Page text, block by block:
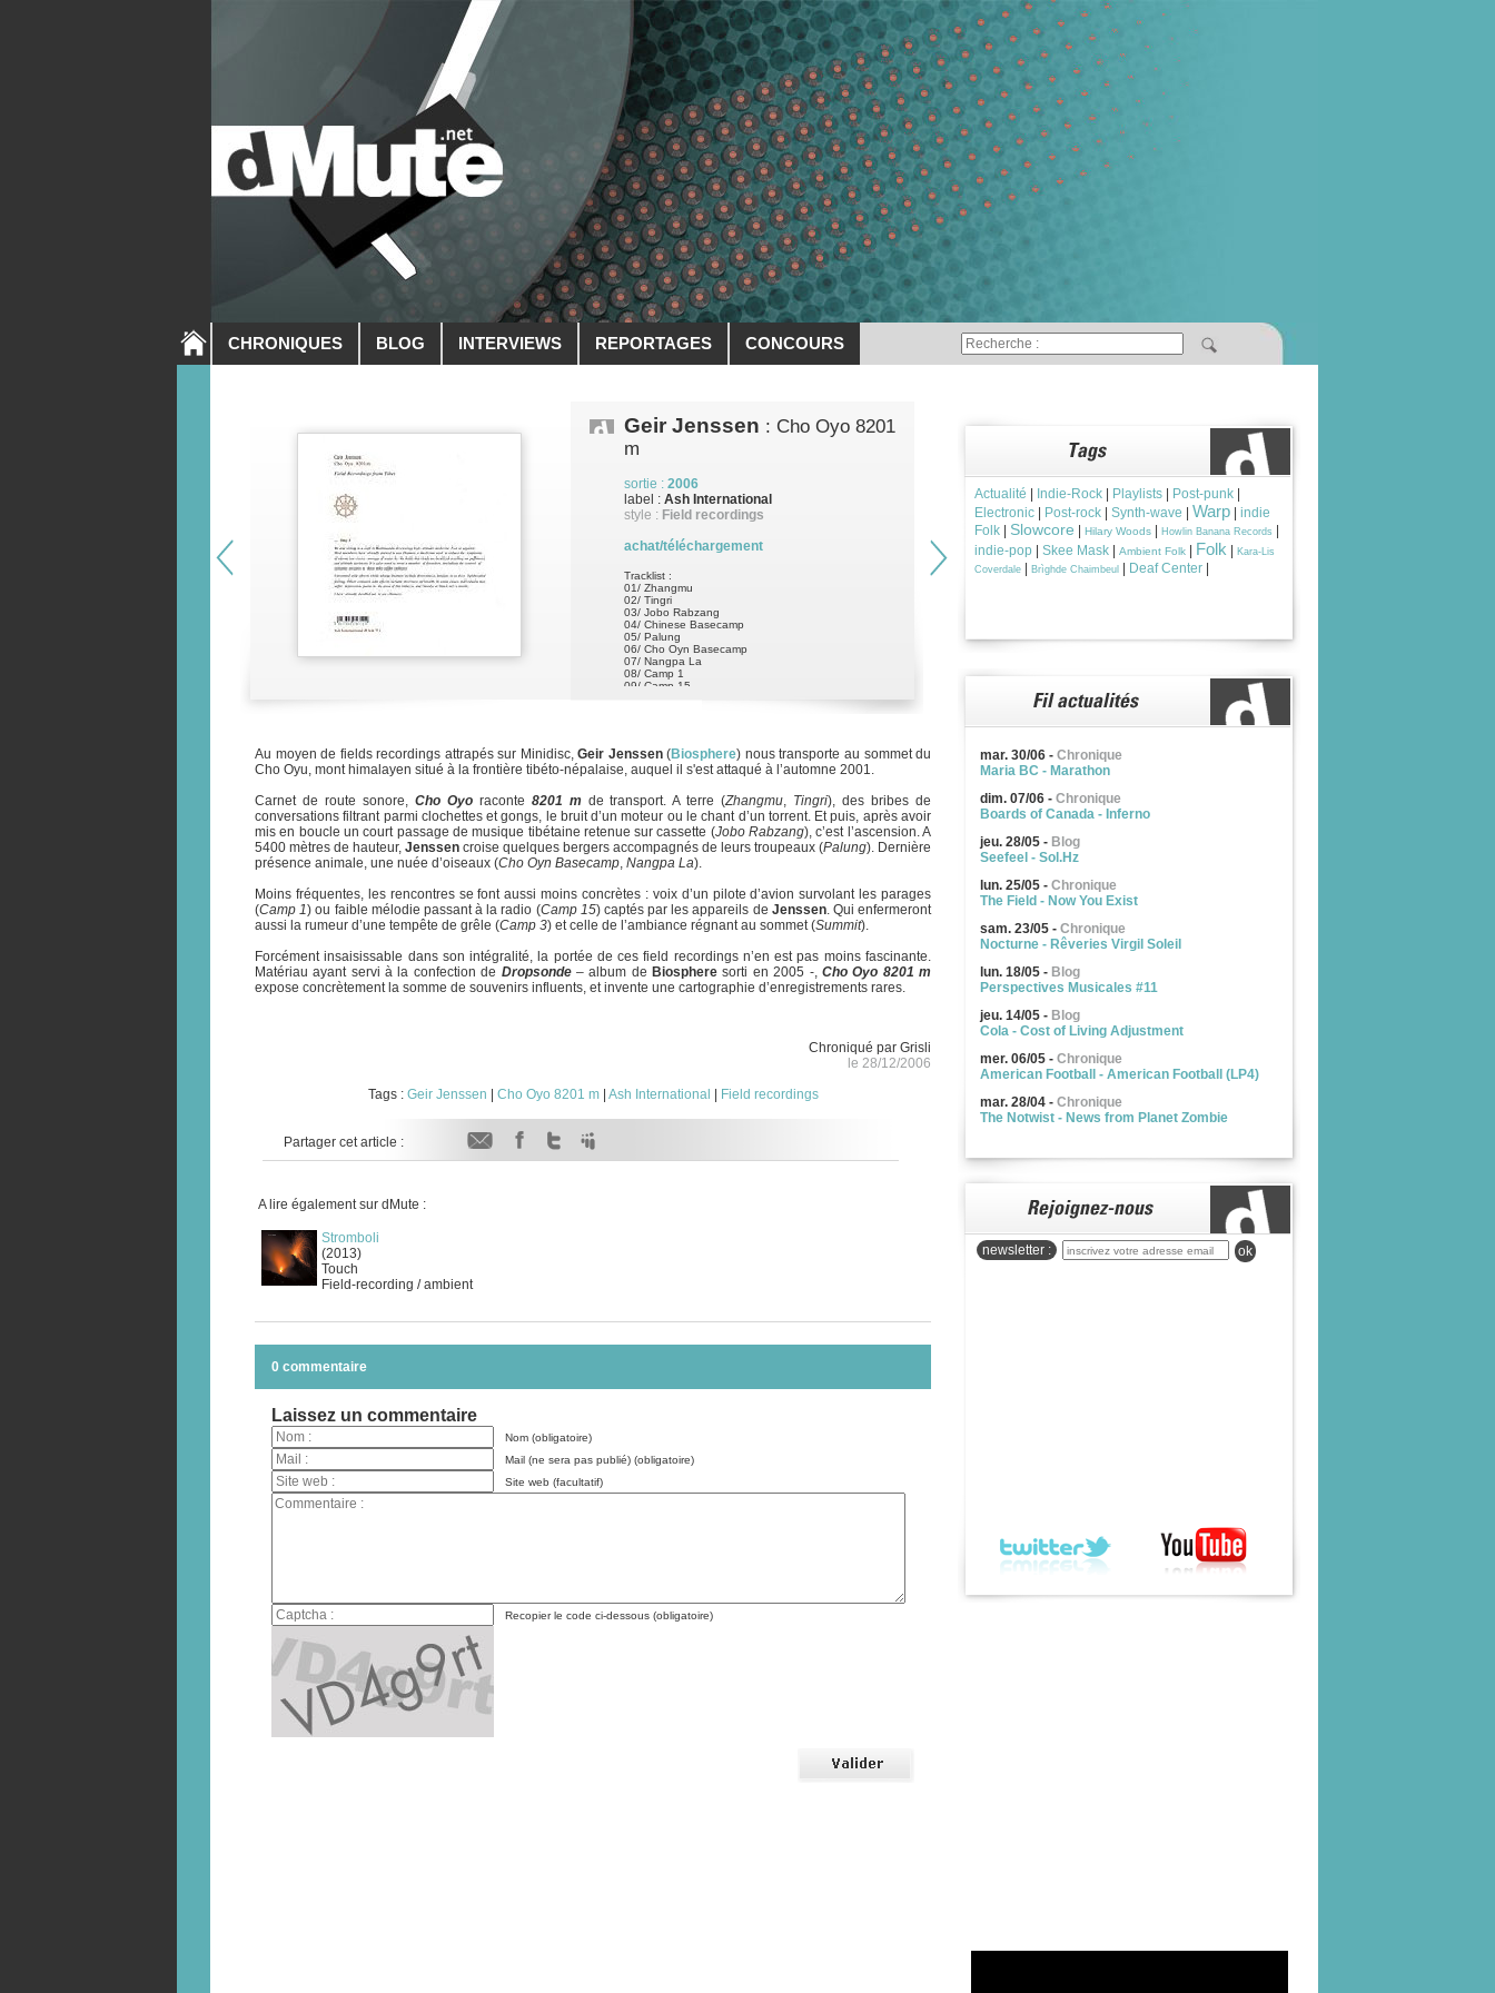
CHRONIQUES BLOG INTERVIEWS REPORTAGES CONCOURS
Geir Jenssen : Cho Oyo 8201
m
sortie : 2006
label : Ash International
style : Field recordings
achat/téléchargement
Tracklist :
01/ Zhangmu
02/ Tingri
03/ Jobo Rabzang
04/ Chinese Basecamp
05/ Palung
06/ Cho Oyn Basecamp
07/ Nangpa La
08/ Camp 1
09/ Camp 15
Au moyen de fields recordings attrapés sur Minidisc,Geir Jenssen(Biosphere) nous transporte au sommet du
Cho Oyu, mont himalayen situé à la frontière tibéto-népalaise, auquel il s'est attaqué à l’automne 2001.
Carnet de route sonore, Cho Oyoraconte 8201 mde transport. A terre (Zhangmu, Tingri), des bribes de
conversations filtrant parmi clochettes et gongs, le bruit d’un moteur ou le chant d’un torrent. Et puis, après avoir
mis en boucle un court passage de musique tibétaine retenue sur cassette (Jobo Rabzang), c’est l’ascension. A
5400 mètres de hauteur, Jenssen croise quelques bergers accompagnés de leurs troupeaux (Palung). Dernière
présence animale, une nuée d’oiseaux (Cho Oyn Basecamp, Nangpa La).
Moins fréquentes, les rencontres se font aussi moins concrètes : voix d’un pilote d’avion survolant les parages
(Camp 1) ou faible mélodie passant à la radio (Camp 15) captés par les appareils de Jenssen. Qui enfermeront
aussi la rumeur d’une tempête de grêle (Camp 3) et celle de l’ambiance régnant au sommet (Summit).
Forcément insaisissable dans son intégralité, la portée de ces field recordings n’en est pas moins fascinante.
Matériau ayant servi à la confection de Dropsonde– album de Biosphere sorti en 2005 -, Cho Oyo 8201 m
expose concrètement la somme de souvenirs influents, et invente une cartographie d’enregistrements rares.
Chroniqué par Grisli
le 28/12/2006
Tags : Geir Jenssen Cho Oyo 8201 m| Ash International Field recordings
Partager cet article :
A lire également sur dMute :
Stromboli
(2013)
Touch
Field-recording / ambient
0 commentaire
Laissez un commentaire
Nom (obligatoire)
Mail (ne sera pas publié) (obligatoire)
Site web (facultatif)
Recopier le code ci-dessous (obligatoire)
Actualité Indie-Rock Playlists Post-punk
Electronic
Post-rock Synth-wave Warp
indie
Folk
Slowcore Hilary Woods Howlin Banana Records
indie-pop
Skee Mask Ambient Folk Folk
Kara-Lis
Coverdale
Brìghde Chaimbeul Deaf Center
mar. 30/06 - Chronique
Maria BC - Marathon
dim. 07/06 - Chronique
Boards of Canada - Inferno
jeu. 28/05 - Blog
Seefeel - Sol.Hz
lun. 25/05 - Chronique
The Field - Now You Exist
sam. 23/05 - Chronique
Nocturne - Rêveries Virgil Soleil
lun. 18/05 - Blog
Perspectives Musicales #11
jeu. 14/05 - Blog
Cola - Cost of Living Adjustment
mer. 06/05 - Chronique
American Football - American Football (LP4)
mar. 28/04 - Chronique
The Notwist - News from Planet Zombie
newsletter : ok